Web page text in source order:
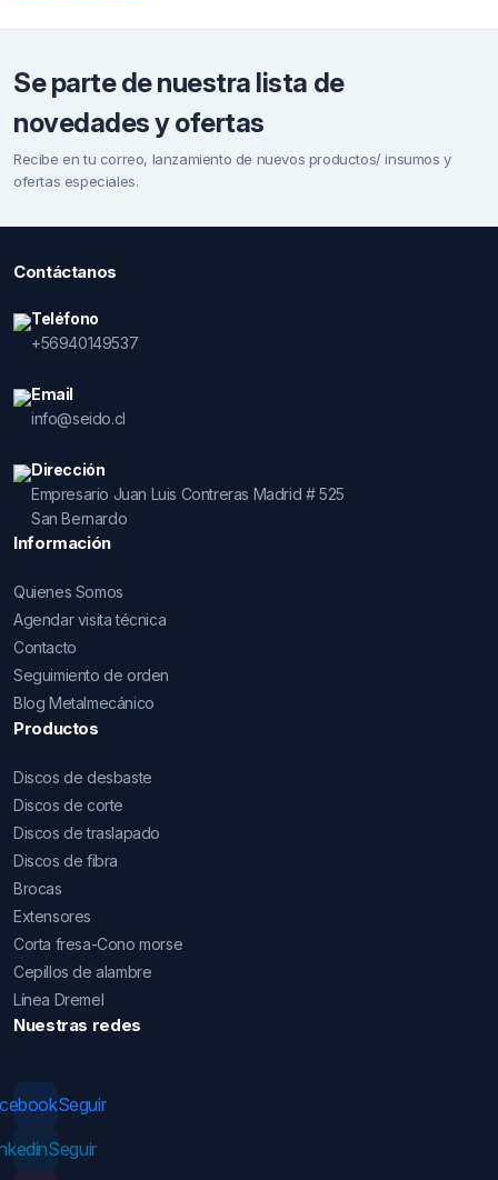
Se parte de nuestra lista de
novedades y ofertas
Recibe en tu correo, lanzamiento de nuevos productos/ insumos y
ofertas especiales.
Contáctanos
Teléfono
+56940149537
Email
info@seido.cl
Dirección
Empresario Juan Luis Contreras Madrid # 525
San Bernardo
Información
Quienes Somos
Agendar visita técnica
Contacto
Seguimiento de orden
Blog Metalmecánico
Productos
Discos de desbaste
Discos de corte
Discos de traslapado
Discos de fibra
Brocas
Extensores
Corta fresa-Cono morse
Cepillos de alambre
Línea Dremel
Nuestras redes
Seguir
Seguir